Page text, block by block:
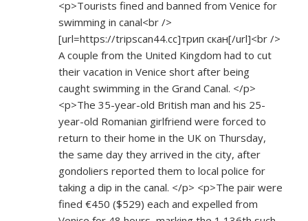
<p>Tourists fined and banned from Venice for
swimming in canal<br />
[url=https://tripscan44.cc]трип скан[/url]<br />
A couple from the United Kingdom had to cut
their vacation in Venice short after being
caught swimming in the Grand Canal. </p>
<p>The 35-year-old British man and his 25-
year-old Romanian girlfriend were forced to
return to their home in the UK on Thursday,
the same day they arrived in the city, after
gondoliers reported them to local police for
taking a dip in the canal. </p> <p>The pair were
fined €450 ($529) each and expelled from